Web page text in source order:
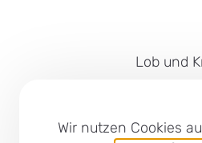
Wir nutzen Cookies
Lob und